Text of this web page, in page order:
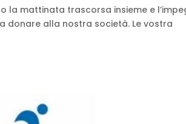
la mattinata trascorsa insieme e
donare alla nostra società. Le vostra